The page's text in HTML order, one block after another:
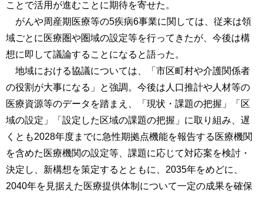
ことで活用が進むことに期待を寄せた。
がんや周産期医療等の5疾病6事業に関しては、従来は領
域ごとに医療圏や圏域の設定等を行ってきたが、今後は構
想に即して議論することになると語った。
地域における協議については、「市区町村や介護関係者
の役割が大事になる」と強調。今後は人口推計や人材等の
医療資源等のデータを踏まえ、「現状・課題の把握」「区
域の設定」「設定した区域の課題の把握」に取り組み、遅
くとも2028年度までに急性期拠点機能を報告する医療機関
を含めた医療機関の設定等、課題に応じて対応案を検討・
決定し、新構想を策定するとともに、2035年をめどに、
2040年を見据えた医療提供体制について一定の成果を確保